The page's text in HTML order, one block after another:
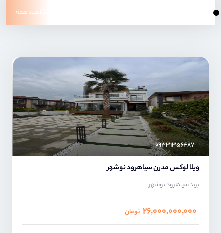
مشاهده همه
۰۹۳۳۱۳۵۶۴۸۷
ویلا لوکس مدرن سیاهرود نوشهر
برند سیاهرود نوشهر
۲۶,۰۰۰,۰۰۰,۰۰۰ تومان